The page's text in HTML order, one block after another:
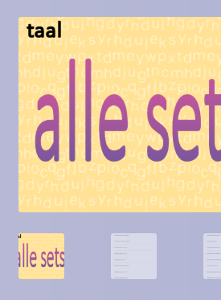
Algemene voorwaarden
Blog
Contact
Homepagina
Mijn account
Privacy Policy